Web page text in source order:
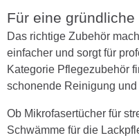
Für eine
Das richtige Zubehör
einfacher und sorgt für
Kategorie Pflegezubehör
schonende Reinigung
Ob Mikrofasertücher für
Schwämme für die